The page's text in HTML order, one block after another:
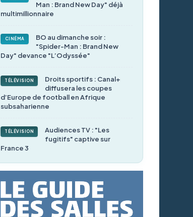
Man : Brand New Day" déjà
multimillionnaire
CINÉMA
BO au dimanche soir :
"Spider-Man : Brand New
Day" devance "L’Odyssée"
TÉLÉVISION
Droits sportifs : Canal+
diffusera les coupes
d’Europe de football en Afrique
subsaharienne
TÉLÉVISION
Audiences TV : "Les
fugitifs" captive sur
France 3